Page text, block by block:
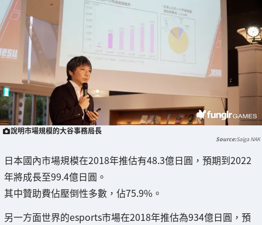
說明市場規模的大谷事務局長
Saiga NAK
日本國內市場規模在2018年推估有48.3億日圓，預期到2022
年將成長至99.4億日圓。
其中贊助費佔壓倒性多數，佔75.9%。
另一方面世界的esports市場在2018年推估為934億日圓，預